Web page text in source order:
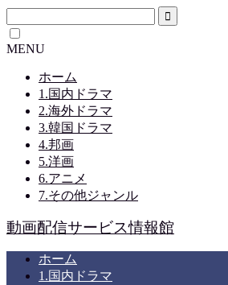
MENU
ホーム
1.国内ドラマ
2.海外ドラマ
3.韓国ドラマ
4.邦画
5.洋画
6.アニメ
7.その他ジャンル
動画配信サービス情報館
ホーム
1.国内ドラマ